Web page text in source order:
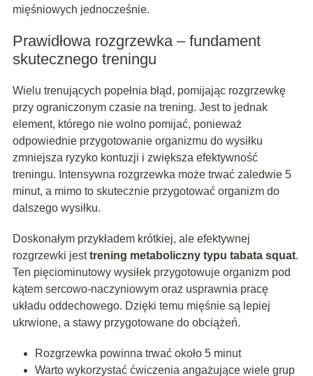
mięśniowych jednocześnie.
Prawidłowa rozgrzewka – fundament
skutecznego treningu
Wielu trenujących popełnia błąd, pomijając rozgrzewkę
przy ograniczonym czasie na trening. Jest to jednak
element, którego nie wolno pomijać, ponieważ
odpowiednie przygotowanie organizmu do wysiłku
zmniejsza ryzyko kontuzji i zwiększa efektywność
treningu. Intensywna rozgrzewka może trwać zaledwie 5
minut, a mimo to skutecznie przygotować organizm do
dalszego wysiłku.
Doskonałym przykładem krótkiej, ale efektywnej
rozgrzewki jesttrening metaboliczny typu tabata squat.
Ten pięciominutowy wysiłek przygotowuje organizm pod
kątem sercowo-naczyniowym oraz usprawnia pracę
układu oddechowego. Dzięki temu mięśnie są lepiej
ukrwione, a stawy przygotowane do obciążeń.
Rozgrzewka powinna trwać około 5 minut
Warto wykorzystać ćwiczenia angażujące wiele grup